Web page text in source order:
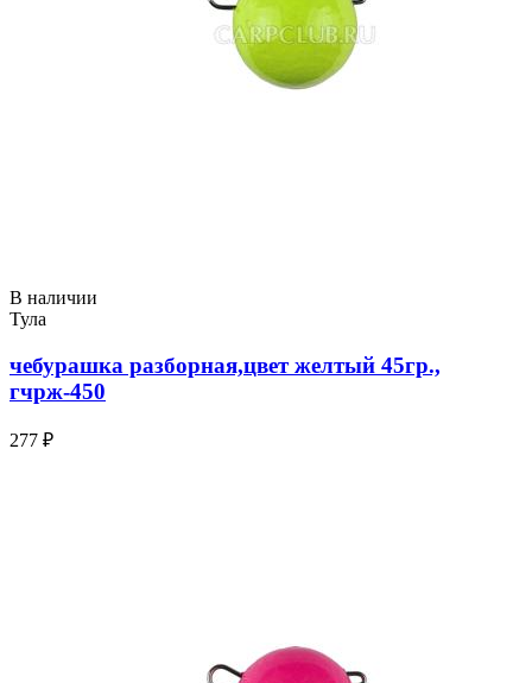
В наличии
Тула
чебурашка разборная,цвет желтый 45гр.,
гчрж-450
277 ₽